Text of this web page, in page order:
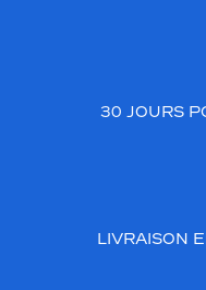
30 JOURS
LIVRAISON